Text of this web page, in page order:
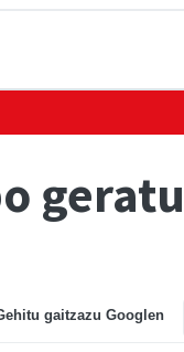
gaitzazu Googlen